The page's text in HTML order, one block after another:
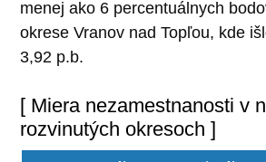
menej ako 6 percentuálnych
okrese Vranov nad Topľou, kde
3,92 p.b.